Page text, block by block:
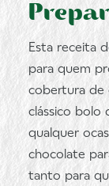
Esta receita
para quem
cobertura de
clássico bolo
qualquer
chocolate
tanto para